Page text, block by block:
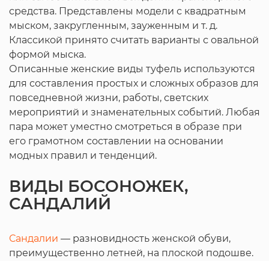
средства. Представлены модели с квадратным
мыском, закругленным, зауженным и т. д.
Классикой принято считать варианты с овальной
формой мыска.
Описанные женские виды туфель используются
для составления простых и сложных образов для
повседневной жизни, работы, светских
мероприятий и знаменательных событий. Любая
пара может уместно смотреться в образе при
его грамотном составлении на основании
модных правил и тенденций.
ВИДЫ БОСОНОЖЕК,
САНДАЛИЙ
Сандалии — разновидность женской обуви,
преимущественно летней, на плоской подошве.